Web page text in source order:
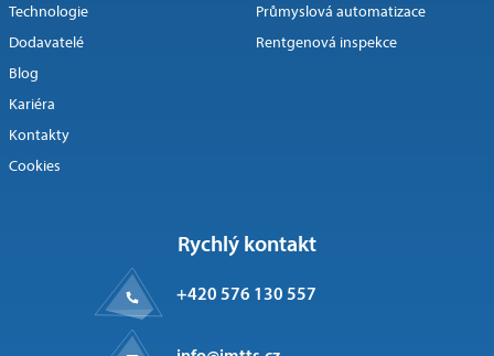
Technologie
Dodavatelé
Blog
Kariéra
Kontakty
Cookies
Průmyslová automatizace
Rentgenová inspekce
Rychlý kontakt
+420 576 130 557